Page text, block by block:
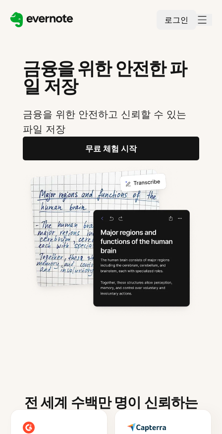
로그인
금융을 위한 안전한 파
일 저장
금융을 위한 안전하고 신뢰할 수 있는
파일 저장
무료 체험 시작
전 세계 수백만 명이 신뢰하는